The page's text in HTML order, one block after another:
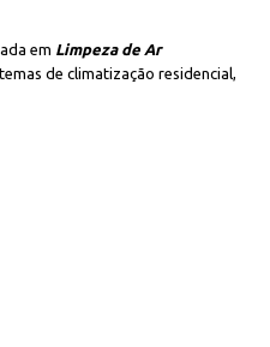
em Limpeza de Ar
de climatização residencial,